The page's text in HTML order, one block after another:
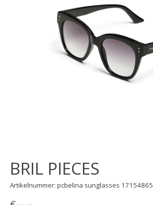
BRIL PIECES
Artikelnummer: pcbelina sunglasses 17154865